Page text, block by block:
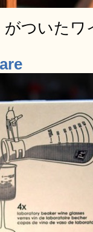
ついた